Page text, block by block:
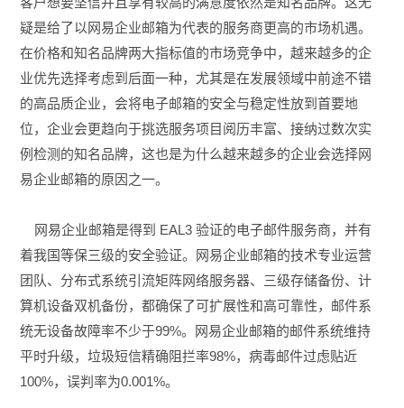
疑是给了以网易企业邮箱为代表的服务商更高的市场机遇。
在价格和知名品牌两大指标值的市场竞争中，越来越多的企
业优先选择考虑到后面一种，尤其是在发展领域中前途不错
的高品质企业，会将电子邮箱的安全与稳定性放到首要地
位，企业会更趋向于挑选服务项目阅历丰富、接纳过数次实
例检测的知名品牌，这也是为什么越来越多的企业会选择网
易企业邮箱的原因之一。
网易企业邮箱是得到 EAL3 验证的电子邮件服务商，并有
着我国等保三级的安全验证。网易企业邮箱的技术专业运营
团队、分布式系统引流矩阵网络服务器、三级存储备份、计
算机设备双机备份，都确保了可扩展性和高可靠性，邮件系
统无设备故障率不少于99%。网易企业邮箱的邮件系统维持
平时升级，垃圾短信精确阻拦率98%，病毒邮件过虑贴近
100%，误判率为0.001%。